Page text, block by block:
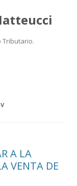
Tributario.
A LA
VENTA DE